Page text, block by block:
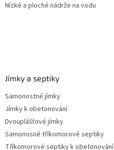
Nízké a ploché nádrže na vodu
Jímky a septiky
Samonostné jímky
Jímky k obetonování
Dvouplášťové jímky
Samonosné tříkomorové septiky
Tříkomorové septiky k obetonování